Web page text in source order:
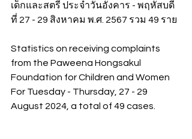
เด็กและสตรี ประจำวันอังคาร - พฤหัสบดี
ที่ 27 - 29 สิงหาคม พ.ศ. 2567 รวม 49 ราย
Statistics on receiving complaints
from the Paweena Hongsakul
Foundation for Children and Women
For Tuesday - Thursday, 27 - 29
August 2024, a total of 49 cases.